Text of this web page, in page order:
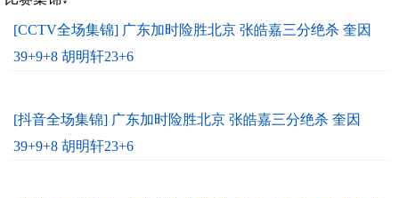
[CCTV全场集锦] 广东加时险胜北京 张皓嘉三分绝杀 奎因
39+9+8 胡明轩23+6
[抖音全场集锦] 广东加时险胜北京 张皓嘉三分绝杀 奎因
39+9+8 胡明轩23+6